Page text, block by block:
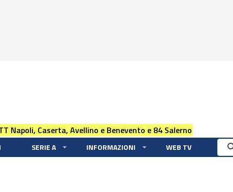
Napoli, Caserta, Avellino e Benevento e 84 Salerno
SERIE A INFORMAZIONI WEB TV